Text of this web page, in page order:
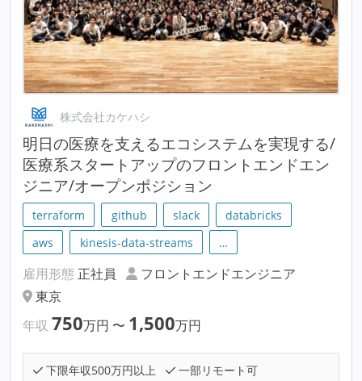
株式会社カケハシ
明⽇の医療を支えるエコシステムを実現する/
医療系スタートアップのフロントエンドエン
ジニア/オープンポジション
terraform github slack
databricks
aws
kinesis-data-streams …
雇用形態 正社員
フロントエンドエンジニア
東京
年収 750万円 〜 1,500万円
下限年収500万円以上
一部リモート可